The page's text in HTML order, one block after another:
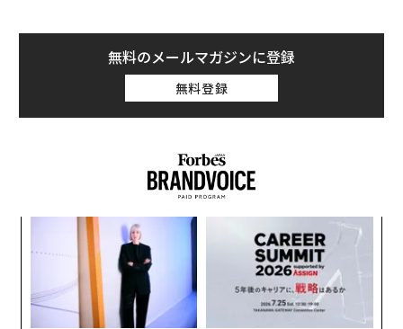
無料のメールマガジンに登録
無料登録